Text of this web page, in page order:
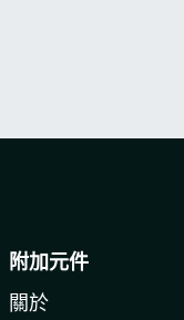
附加元件
關於